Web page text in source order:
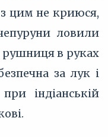
цим не криюся,
ловили
рушниця в руках
за лук і
індіанській